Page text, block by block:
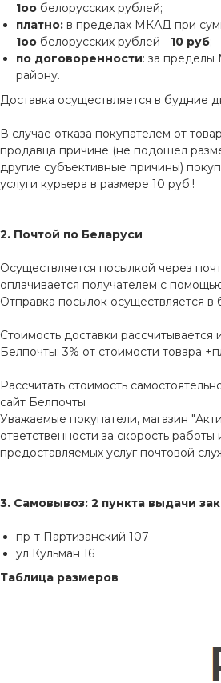
1оо белорусских рублей;
платно: в пределах МКАД при
1оо белорусских рублей - 10 руб;
по договоренности: за
району.
Доставка осуществляется в будние
В случае отказа покупателем от
продавца причине (не подошел
другие субъективные причины)
услуги курьера в размере 10 руб.!
2. Почтой по Беларуси
Осуществляется посылкой через
оплачивается получателем с
Отправка посылок осуществляется в
Стоимость доставки рассчитывается
Белпочты: 3% от стоимости товара
Рассчитать стоимость
сайт Белпочты
Уважаемые покупатели, магазин
ответственности за скорость работы
предоставляемых услуг почтовой
3. Самовывоз: 2 пункта выдачи
пр-т Партизанский 107
ул Кульман 16
Таблица размеров